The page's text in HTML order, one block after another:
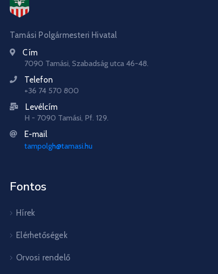
Tamási Polgármesteri Hivatal
Cím
7090 Tamási, Szabadság utca 46-48.
Telefon
+36 74 570 800
Levélcím
H - 7090 Tamási, Pf. 129.
E-mail
tampolgh@tamasi.hu
Fontos
Hírek
Elérhetőségek
Orvosi rendelő